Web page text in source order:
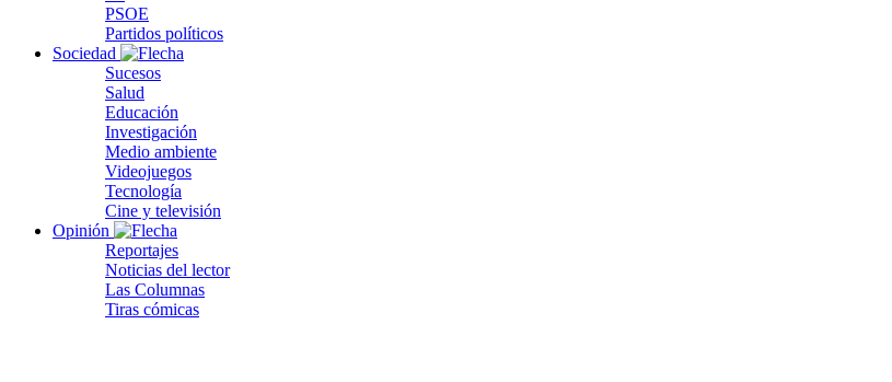
PSOE
Partidos políticos
Sociedad
Sucesos
Salud
Educación
Investigación
Medio ambiente
Videojuegos
Tecnología
Cine y televisión
Opinión
Reportajes
Noticias del lector
Las Columnas
Tiras cómicas